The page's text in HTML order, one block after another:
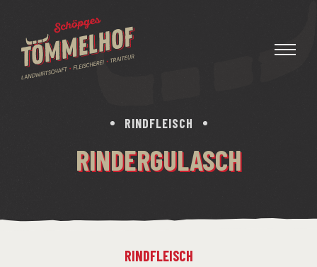
RINDFLEISCH
RINDERGULASCH
RINDFLEISCH